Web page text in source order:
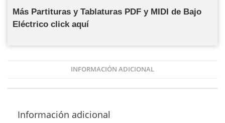
Más Partituras y Tablaturas PDF y MIDI de Bajo
Eléctrico click aquí
INFORMACIÓN ADICIONAL
Información adicional